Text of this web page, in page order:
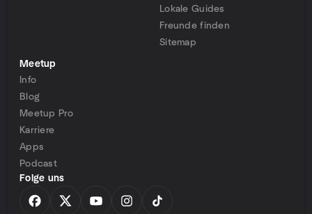
Lokale Guides
Freunde finden
Sitemap
Meetup
Info
Blog
Meetup Pro
Karriere
Apps
Podcast
Folge uns